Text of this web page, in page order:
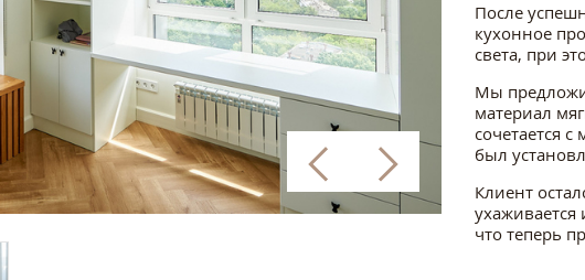
После
кухонное
света, при
Мы
материал
сочетается с
был
Клиент
что теперь